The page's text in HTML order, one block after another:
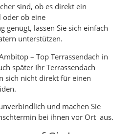
sind, ob es direkt ein
oder ob eine
genügt, lassen Sie sich einfach
unterstützen.
– Top Terrassendach in
später Ihr Terrassendach
sich nicht direkt für einen
und machen Sie
bei ihnen vor Ort aus.